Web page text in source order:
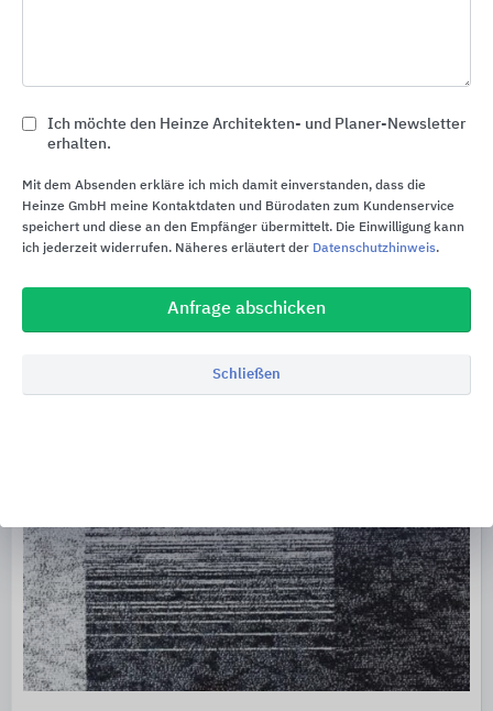
Pumpentechnik und Hybrid-Entwässerung
KESSEL Entwässerungstechnik
Ich möchte den Heinze Architekten- und Planer-Newsletter
erhalten.
Mit dem Absenden erkläre ich mich damit einverstanden, dass die
Heinze GmbH meine Kontaktdaten und Bürodaten zum Kundenservice
speichert und diese an den Empfänger übermittelt. Die Einwilligung kann
ich jederzeit widerrufen. Näheres erläutert der Datenschutzhinweis.
Anfrage abschicken
Schließen